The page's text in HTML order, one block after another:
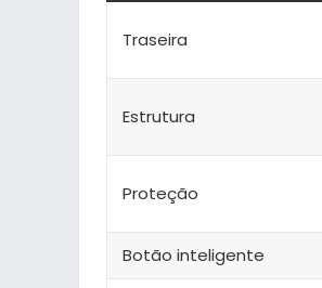
Traseira
Estrutura
Proteção
Botão inteligente